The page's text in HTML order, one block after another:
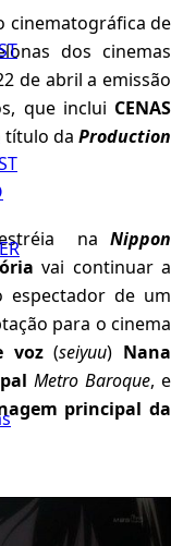
cinematográfica de
dos cinemas
de abril a emissão
que inclui CENAS
título da Production
naNippon
vai continuar a
espectador de um
para o cinema
voz(seiyuu) Nana
Metro Baroque, e
principal da